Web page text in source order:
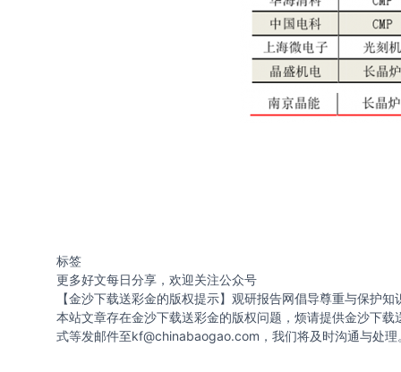
标签
更多好文每日分享，欢迎关注公众号
【金沙下载送彩金的版权提示】观研报告网倡导尊重与保护
本站文章存在金沙下载送彩金的版权问题，烦请提供金沙下
式等发邮件至kf@chinabaogao.com ，我们将及时沟通与处理